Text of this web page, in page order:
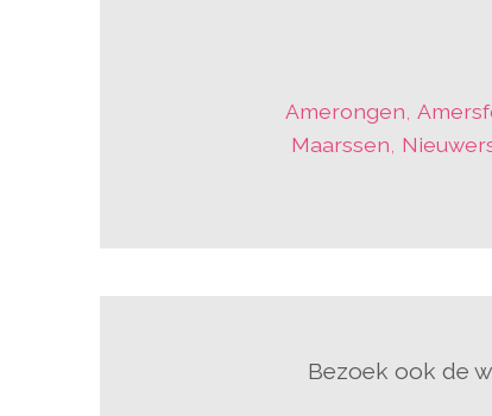
Amerongen
Maarssen
Bezoek ook de